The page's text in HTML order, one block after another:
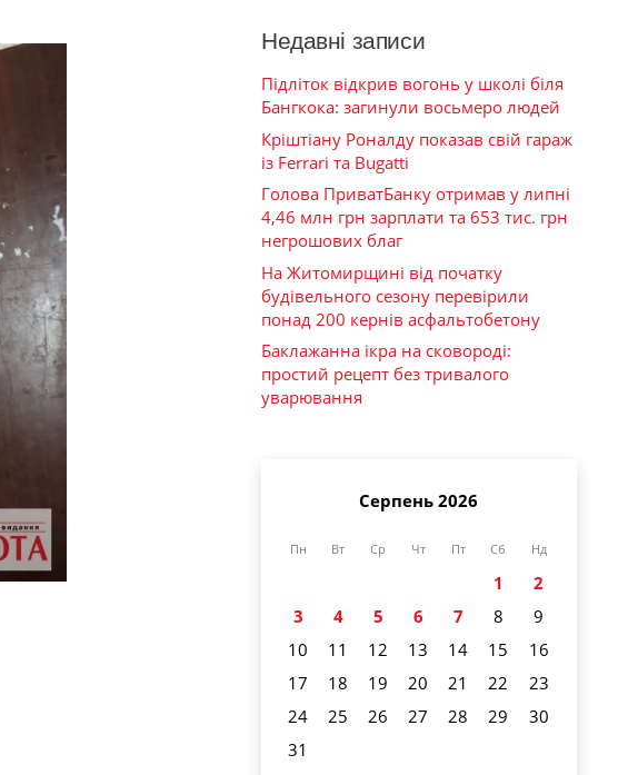
Недавні записи
Підліток відкрив вогонь у школі біля
Бангкока: загинули восьмеро людей
Кріштіану Роналду показав свій гараж
із Ferrari та Bugatti
Голова ПриватБанку отримав у липні
4,46 млн грн зарплати та 653 тис. грн
негрошових благ
На Житомирщині від початку
будівельного сезону перевірили
понад 200 кернів асфальтобетону
Баклажанна ікра на сковороді:
простий рецепт без тривалого
уварювання
Серпень 2026
Пн Вт Ср Чт Пт Сб Нд
1
2
3
4 5 6 7 8
9
10
11 12 13 14 15
16
17
18 19 20 21 22
23
24
25 26 27 28 29
30
31